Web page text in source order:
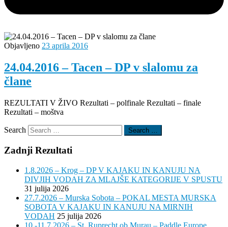
Objavljeno 23 aprila 2016
24.04.2016 – Tacen – DP v slalomu za
člane
REZULTATI V ŽIVO Rezultati – polfinale Rezultati – finale
Rezultati – moštva
Search Search …
Zadnji Rezultati
1.8.2026 – Krog – DP V KAJAKU IN KANUJU NA
DIVJIH VODAH ZA MLAJŠE KATEGORIJE V SPUSTU
31 julija 2026
27.7.2026 – Murska Sobota – POKAL MESTA MURSKA
SOBOTA V KAJAKU IN KANUJU NA MIRNIH
VODAH 25 julija 2026
10.-11.7.2026 – St. Ruprecht ob Murau – Paddle Europe